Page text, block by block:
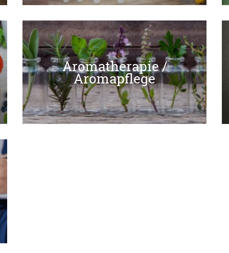
Aromatherapie /
Aromapflege
Aromatherapie /
Aromapflege